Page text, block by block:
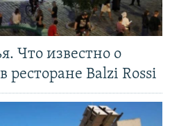
Что известно о
ресторане Balzi Rossi